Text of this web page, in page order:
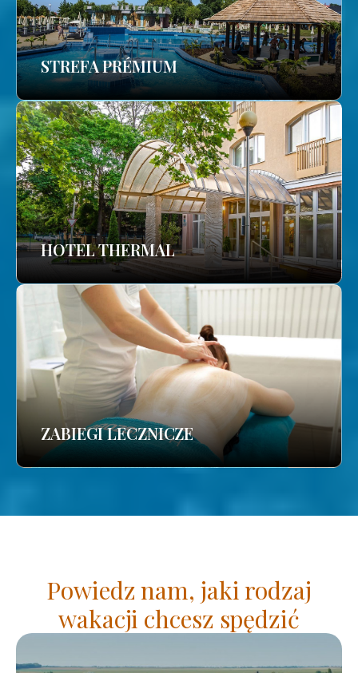
STREFA PRÉMIUM
HOTEL THERMAL
ZABIEGI LECZNICZE
Powiedz nam, jaki rodzaj
wakacji chcesz spędzić